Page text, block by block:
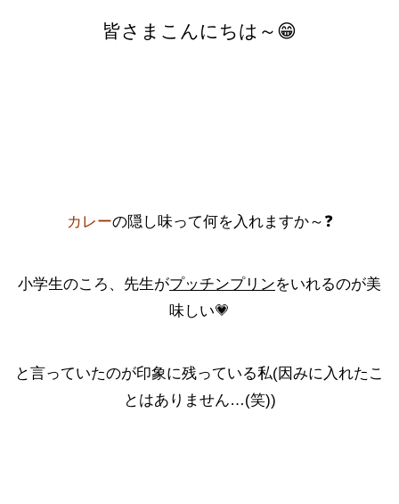
皆さまこんにちは～😁
カレーの隠し味って何を入れますか～❓
小学生のころ、先生がプッチンプリンをいれるのが美
味しい💗
と言っていたのが印象に残っている私(因みに入れたこ
とはありません…(笑))